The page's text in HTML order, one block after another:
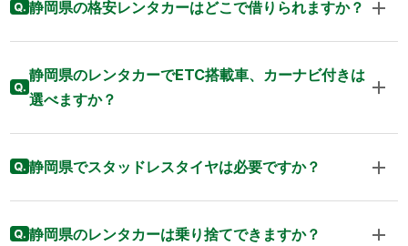
静岡県の格安レンタカーはどこで借りられますか？
静岡県のレンタカーでETC搭載車、カーナビ付きは
選べますか？
静岡県でスタッドレスタイヤは必要ですか？
静岡県のレンタカーは乗り捨てできますか？